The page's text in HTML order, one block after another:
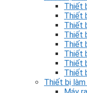
Thiết
Thiết
Thiết
Thiết
Thiết
Thiết
Thiết
Thiết
Thiết bị làm